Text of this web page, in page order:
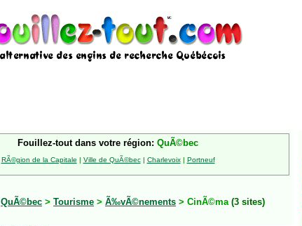
Fouillez-tout dans votre région: QuÃ©bec
RÃ©gion de la Capitale | Ville de QuÃ©bec| Charlevoix| Portneuf
QuÃ©bec > Tourisme > Ã‰vÃ©nements > CinÃ©ma (3 sites)